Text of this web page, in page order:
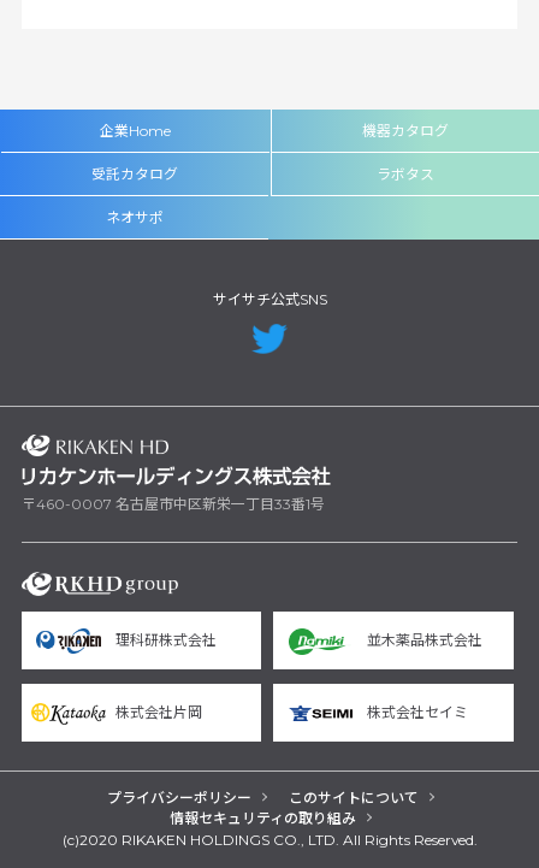
企業Home 機器カタログ
受託カタログ ラボタス
ネオサポ
サイサチ公式SNS
〒460-0007 名古屋市中区新栄一丁目33番1号
理科研株式会社 並木薬品株式会社
株式会社片岡 株式会社セイミ
プライバシーポリシー
このサイトについて
情報セキュリティの取り組み
(c)2020 RIKAKEN HOLDINGS CO., LTD. All Rights Reserved.